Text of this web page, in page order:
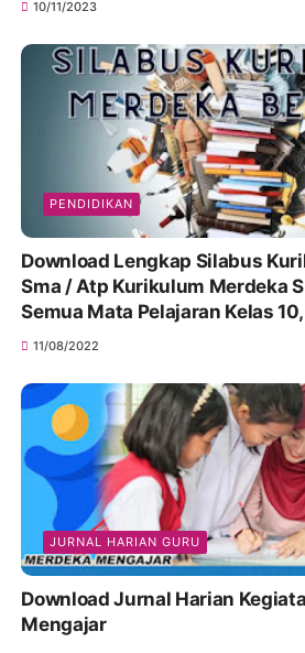
10/11/2023
PENDIDIKAN
Download Lengkap Silabus
Sma / Atp Kurikulum Merdeka
Semua Mata Pelajaran Kelas 10,
11/08/2022
JURNAL HARIAN GURU
Download Jurnal Harian
Mengajar